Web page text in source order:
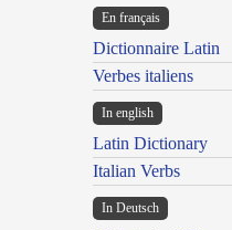
En français
Dictionnaire Latin
Verbes italiens
In english
Latin Dictionary
Italian Verbs
In Deutsch